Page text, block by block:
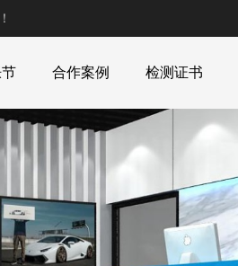
合作案例 检测证书